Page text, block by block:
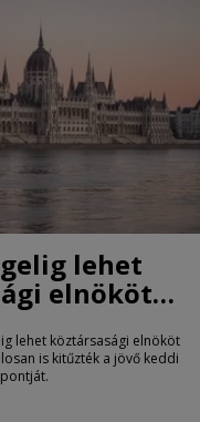
lehet
elnököt
lehet köztársasági elnököt
is kitűzték a jövő keddi